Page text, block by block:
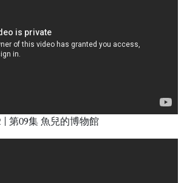
| 第09集 魚兒的博物館